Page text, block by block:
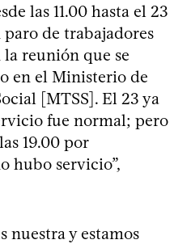
las 11.00 hasta el 23
paro de trabajadores
reunión que se
en el Ministerio de
[MTSS]. El 23 ya
fue normal; pero
19.00 por
hubo servicio”,
nuestra y estamos